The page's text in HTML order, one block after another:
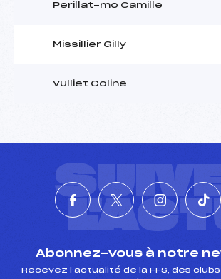
Perillat-mo Camille
Missillier Gilly
Vulliet Coline
Abonnez-vous à notre
Recevez l’actualité de la FFS, des